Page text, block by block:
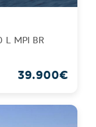
L MPI BR
39.900€